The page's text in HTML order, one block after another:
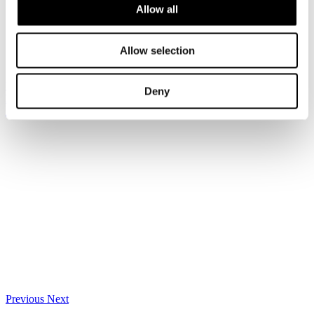
Allow all
Allow selection
Deny
News
Notizie dai Soci Categoria e Impresa
Associazione Italiana Confindustria Alberghi
Risparmia con le nostre convenzioni
Associati
Previous Next